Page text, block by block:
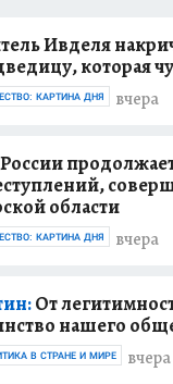
Ивделя
которая
вчера
КАРТИНА ДНЯ
области
вчера
КАРТИНА ДНЯ
От
нашего
вчера
В СТРАНЕ И МИРЕ